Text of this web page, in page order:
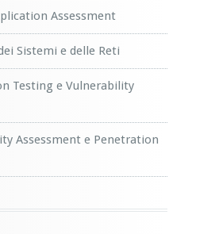
Assessment
Sistemi e delle Reti
Testing e Vulnerability
Assessment e Penetration